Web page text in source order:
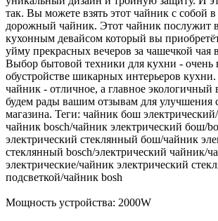
так. Вы можете взять этот чайник с собой в
дорожный чайник. Этот чайник послужит
кухонным девайсом который вы
уйму прекрасных вечеров за чашечкой чая
Выбор бытовой техники для кухни - очень
обустройстве шикарных интерьеров
чайник - отличное, а главное
будем рады вашим отзывам для улучшения
магазина. Теги: чайник бош
чайник bosch/чайник электрический бош/
электрический стеклянный бош/чайник
стеклянный bosch/электрический чайник/
электрические/чайник электрический
подсветкой/чайник bosh
Мощность устройства: 2000W